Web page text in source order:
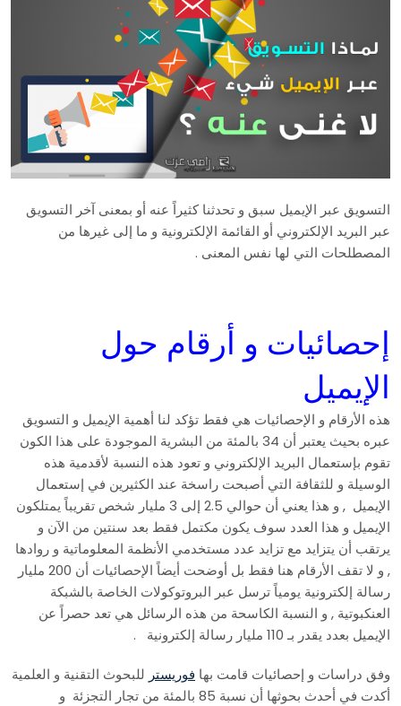
التسويق عبر الإيميل سبق و تحدثنا كثيراً عنه أو بمعنى آخر التسويق
عبر البريد الإلكتروني أو القائمة الإلكترونية و ما إلى غيرها من
المصطلحات التي لها نفس المعنى .
إحصائيات و أرقام حول
الإيميل
هذه الأرقام و الإحصائيات هي فقط تؤكد لنا أهمية الإيميل و التسويق
عبره بحيث يعتبر أن 34 بالمئة من البشرية الموجودة على هذا الكون
تقوم بإستعمال البريد الإلكتروني و تعود هذه النسبة لأقدمية هذه
الوسيلة و للثقافة التي أصبحت راسخة عند الكثيرين في إستعمال
الإيميل , و هذا يعني أن حوالي 2.5 إلى 3 مليار شخص تقريباً يمتلكون
الإيميل و هذا العدد سوف يكون مكتمل فقط بعد سنتين من الآن و
يرتقب أن يتزايد مع تزايد عدد مستخدمي الأنظمة المعلوماتية و روادها
, و لا تقف الأرقام هنا فقط بل أوضحت أيضاً الإحصائيات أن 200 مليار
رسالة إلكترونية يومياً ترسل عبر البروتوكولات الخاصة بالشبكة
العنكبوتية , و النسبة الكاسحة من هذه الرسائل هي تعد حصراً عن
الإيميل بعدد يقدر بـ 110 مليار رسالة إلكترونية .
وفق دراسات و إحصائيات قامت بها فوريستر للبحوث التقنية و العلمية
أكدت في أحدث بحوثها أن نسبة 85 بالمئة من تجار التجزئة و